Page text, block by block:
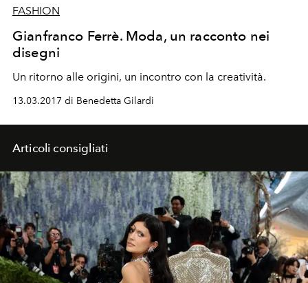
FASHION
Gianfranco Ferrè. Moda, un racconto nei
disegni
Un ritorno alle origini, un incontro con la creatività.
13.03.2017 di Benedetta Gilardi
Articoli consigliati